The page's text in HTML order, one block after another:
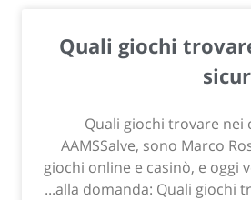
Quali giochi
Quali giochi trovare nei
AAMSSalve, sono Marco
giochi online e casinò, e oggi
alla domanda: Quali giochi